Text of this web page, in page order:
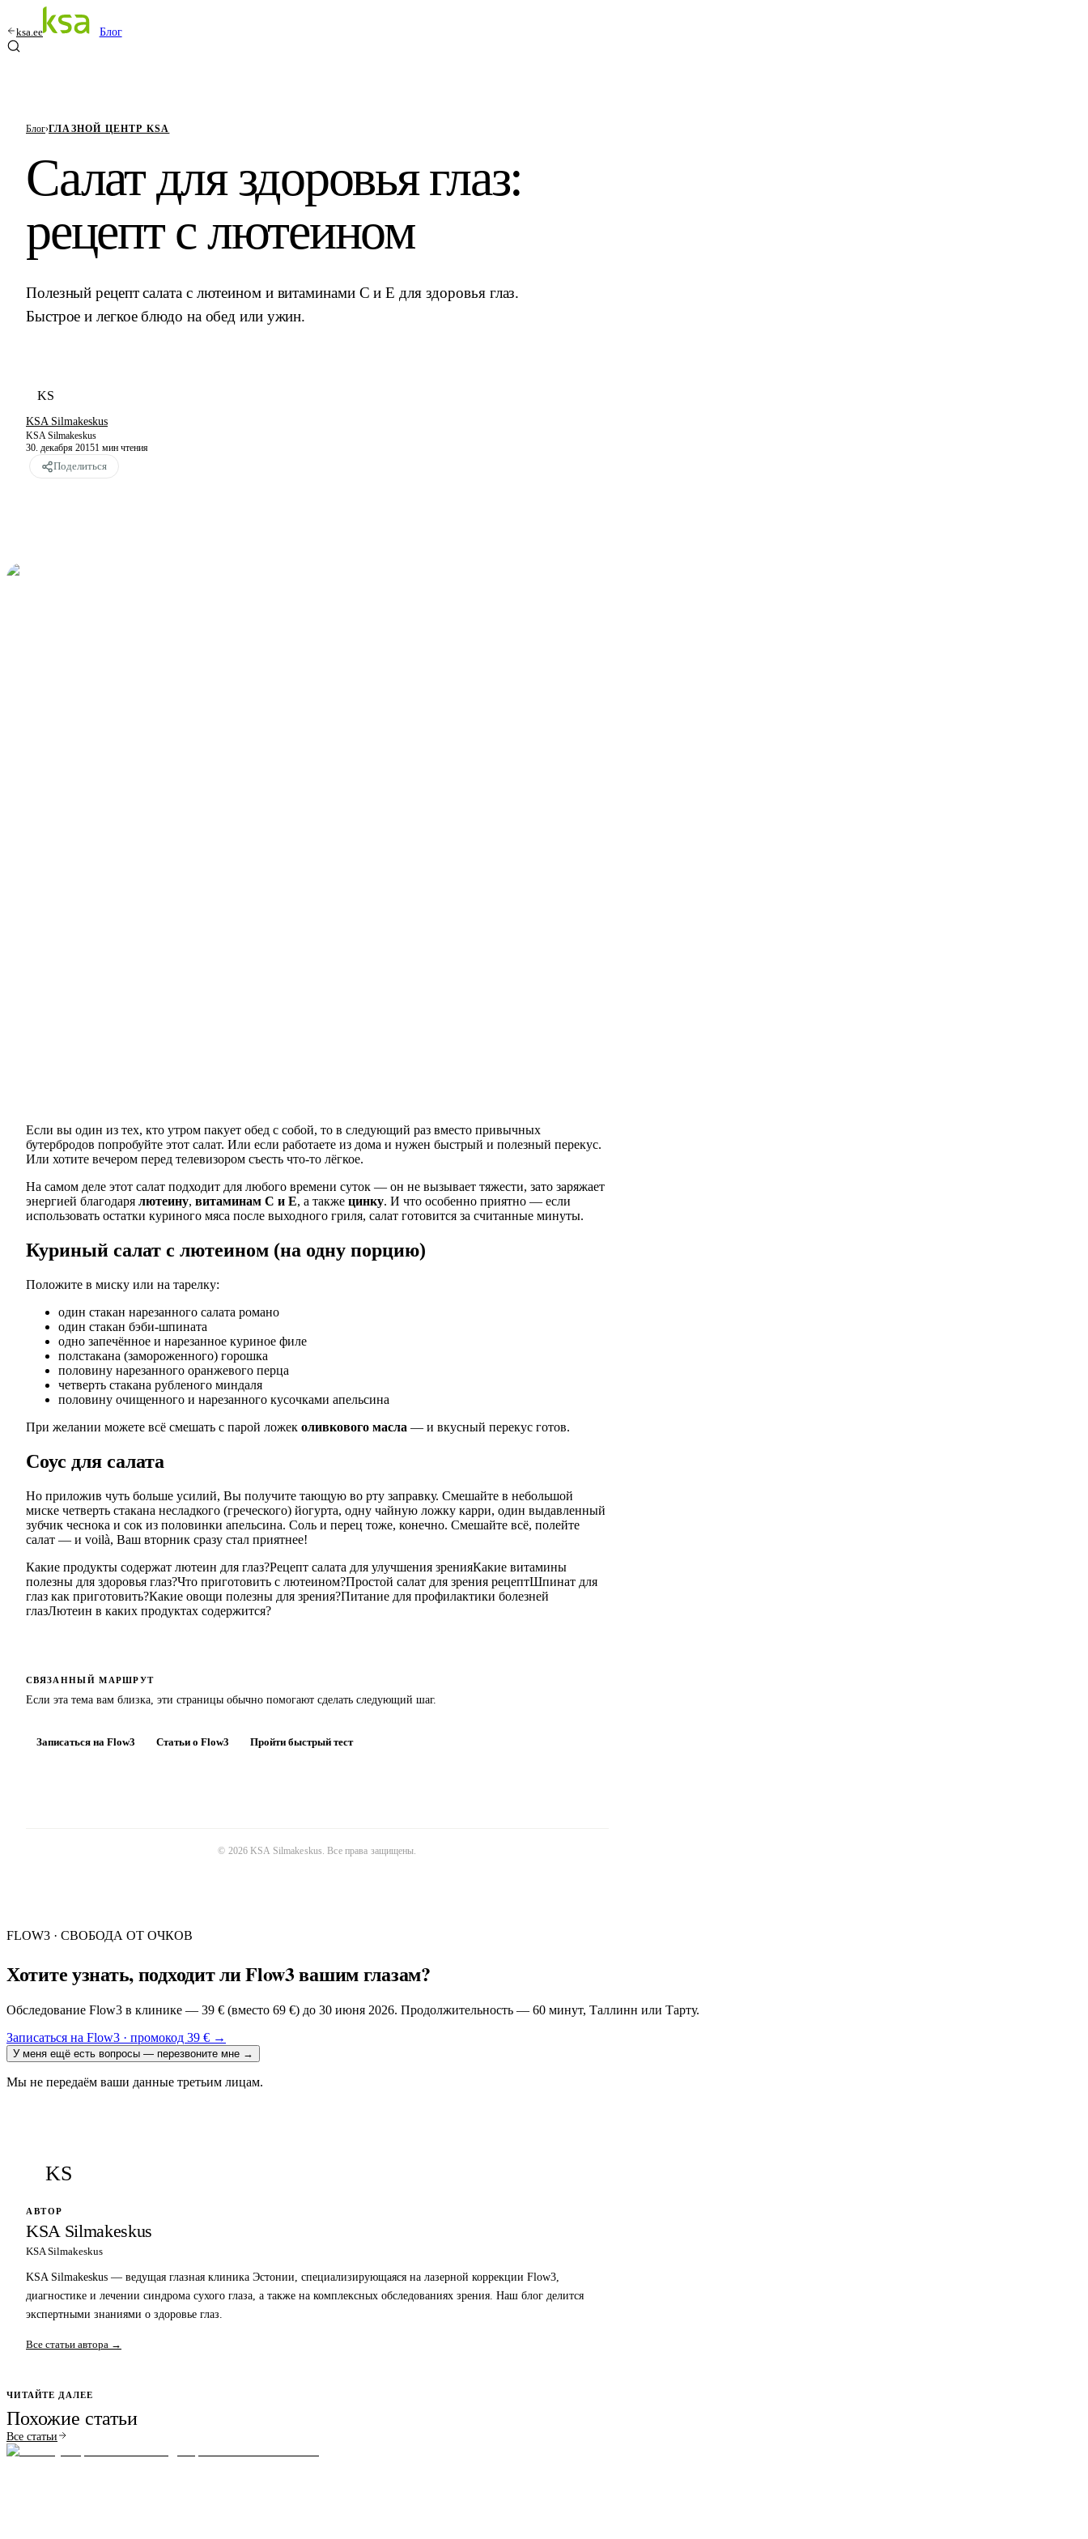
ksa.ee Блог
Блог›ГЛАЗНОЙ ЦЕНТР KSA
Салат для здоровья глаз:
рецепт с лютеином
Полезный рецепт салата с лютеином и витаминами C и E для здоровья глаз.
Быстрое и легкое блюдо на обед или ужин.
KS
KSA Silmakeskus
KSA Silmakeskus
30. декабря 20151 мин чтения
Поделиться
Если вы один из тех, кто утром пакует обед с собой, то в следующий раз вместо привычных
бутербродов попробуйте этот салат. Или если работаете из дома и нужен быстрый и полезный перекус.
Или хотите вечером перед телевизором съесть что-то лёгкое.
На самом деле этот салат подходит для любого времени суток — он не вызывает тяжести, зато заряжает
энергией благодаря лютеину, витаминам C и E, а также цинку. И что особенно приятно — если
использовать остатки куриного мяса после выходного гриля, салат готовится за считанные минуты.
Куриный салат с лютеином (на одну порцию)
Положите в миску или на тарелку:
один стакан нарезанного салата романо
один стакан бэби-шпината
одно запечённое и нарезанное куриное филе
полстакана (замороженного) горошка
половину нарезанного оранжевого перца
четверть стакана рубленого миндаля
половину очищенного и нарезанного кусочками апельсина
При желании можете всё смешать с парой ложек оливкового масла — и вкусный перекус готов.
Соус для салата
Но приложив чуть больше усилий, Вы получите тающую во рту заправку. Смешайте в небольшой
миске четверть стакана несладкого (греческого) йогурта, одну чайную ложку карри, один выдавленный
зубчик чеснока и сок из половинки апельсина. Соль и перец тоже, конечно. Смешайте всё, полейте
салат — и voilà, Ваш вторник сразу стал приятнее!
Какие продукты содержат лютеин для глаз?Рецепт салата для улучшения зренияКакие витамины
полезны для здоровья глаз?Что приготовить с лютеином?Простой салат для зрения рецептШпинат для
глаз как приготовить?Какие овощи полезны для зрения?Питание для профилактики болезней
глазЛютеин в каких продуктах содержится?
СВЯЗАННЫЙ МАРШРУТ
Если эта тема вам близка, эти страницы обычно помогают сделать следующий шаг.
Записаться на Flow3 Статьи о Flow3 Пройти быстрый тест
© 2026 KSA Silmakeskus . Все права защищены.
FLOW3 · СВОБОДА ОТ ОЧКОВ
Хотите узнать, подходит ли Flow3 вашим глазам?
Обследование Flow3 в клинике — 39 € (вместо 69 €) до 30 июня 2026. Продолжительность — 60 минут, Таллинн или Тарту.
Записаться на Flow3 · промокод 39 € →
У меня ещё есть вопросы — перезвоните мне →
Мы не передаём ваши данные третьим лицам.
KS
АВТОР
KSA Silmakeskus
KSA Silmakeskus
KSA Silmakeskus — ведущая глазная клиника Эстонии, специализирующаяся на лазерной коррекции Flow3,
диагностике и лечении синдрома сухого глаза, а также на комплексных обследованиях зрения. Наш блог делится
экспертными знаниями о здоровье глаз.
Все статьи автора →
ЧИТАЙТЕ ДАЛЕЕ
Похожие статьи
Все статьи